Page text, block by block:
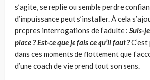
s’agite, se replie ou semble perdre
d’impuissance peut s’installer. À cela
propres interrogations de l’adulte : Suis-
place ? Est-ce que je fais ce qu’il faut ?
dans ces moments de flottement que
d’une coach de vie prend tout son sens.